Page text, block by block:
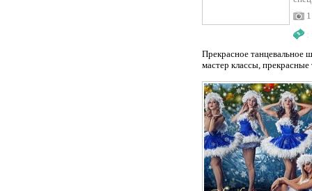
:
Прекрасное
мастер классы,